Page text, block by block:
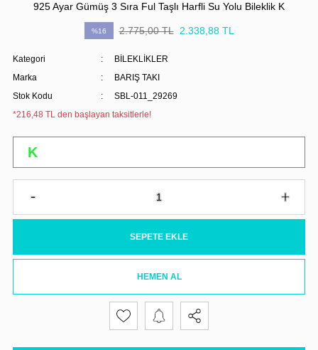
925 Ayar Gümüş 3 Sıra Ful Taşlı Harfli Su Yolu Bileklik K
%16 2.775,00 TL 2.338,88 TL
Kategori
BİLEKLİKLER
Marka
BARIŞ TAKI
Stok Kodu
SBL-011_29269
*216,48 TL den başlayan taksitlerle!
SEPETE EKLE
HEMEN AL